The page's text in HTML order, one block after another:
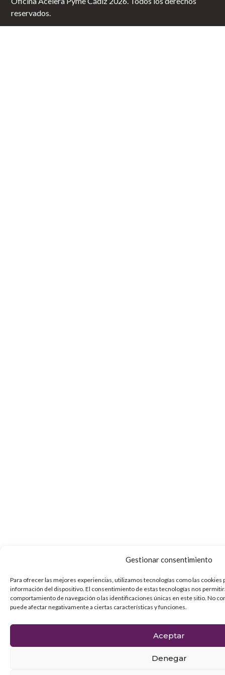
Gestionar consentimiento
Para ofrecer las mejores experiencias, utilizamos tecnologías como las cookies
información del dispositivo. El consentimiento de estas tecnologías nos
comportamiento de navegación o las identificaciones únicas en este sitio. No
puede afectar negativamente a ciertas características y funciones.
Aceptar
Denegar
reservados.